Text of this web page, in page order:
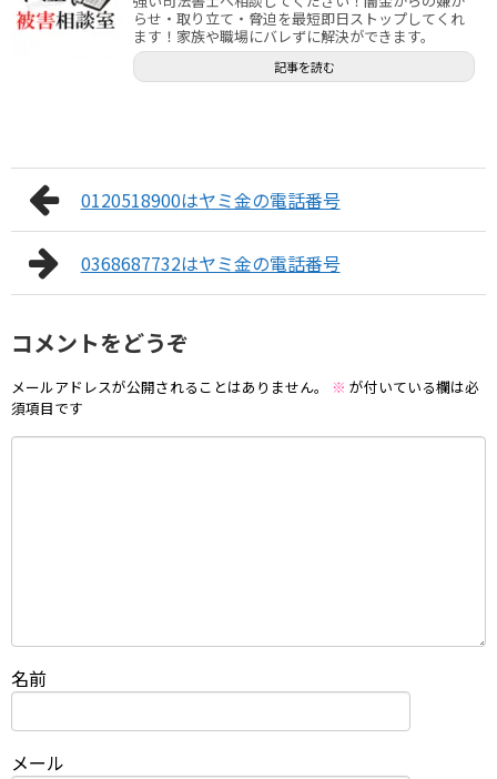
らせ・取り立て・脅迫を最短即日ストップしてくれ
ます！家族や職場にバレずに解決ができます。
記事を読む
0120518900はヤミ金の電話番号
0368687732はヤミ金の電話番号
コメントをどうぞ
メールアドレスが公開されることはありません。 ※ が付いている欄は必
須項目です
名前
メール